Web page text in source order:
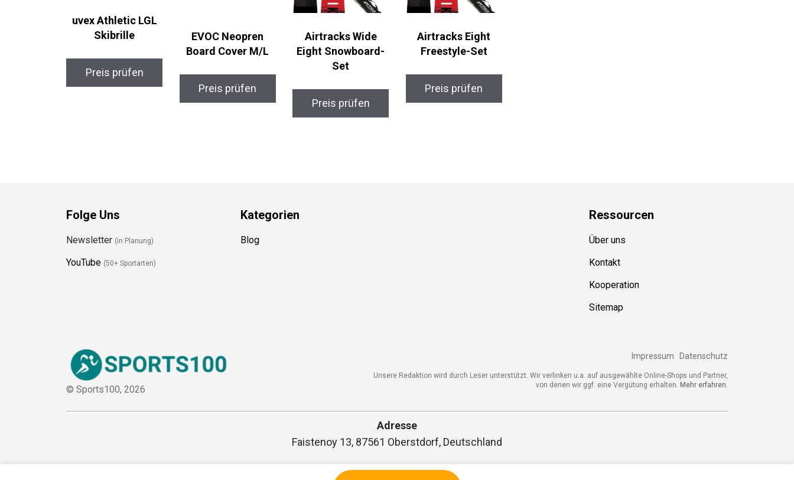
uvex Athletic LGL
Preis prüfen
EVOC Neopren
Board Cover M/L
Preis prüfen
Airtracks Wide
Eight Snowboard-
Preis prüfen
Airtracks Eight
Freestyle-Set
Preis prüfen
Folge Uns Kategorien
Unsere Redaktion wird durch Leser unterstützt. Wir verlinken u.a. auf ausgewählte Online-Shops und Partner,
Adresse
Faistenoy 13, 87561 Oberstdorf, Deutschland